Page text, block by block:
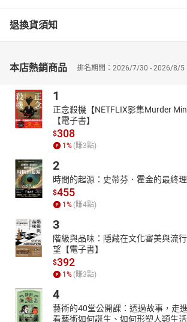
退換貨須知
本店熱銷商品 排名期間：2026/7/30 - 2026/8/5
1
正念殺機【NETFLIX影集Murder
【電子書】
$308
1 % (賺3點)
2
時間的起源：史蒂芬．霍金的最終理
$455
1 % (賺4點)
3
階級與品味：隱藏在文化審美與流
望【電子書】
$392
1 % (賺3點)
4
藝術的40堂公開課：透過故事，走
看藝術如何誕生、如何形塑人類生活